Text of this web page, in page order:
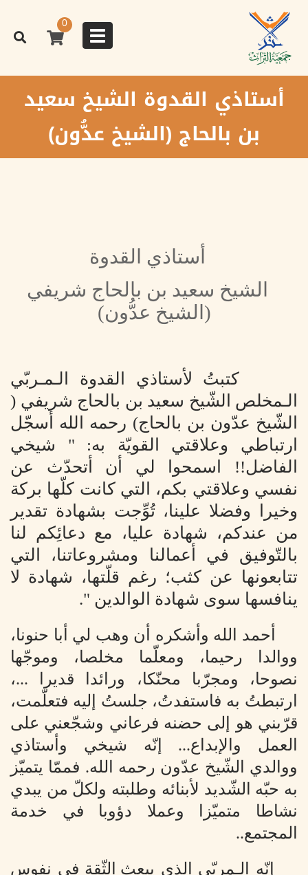
المحتوى
الرئيسي
Toggle
navigation
0
أستاذي القدوة الشيخ سعيد
بن بالحاج (الشيخ عدُّون)
أستاذي القدوة
الشيخ سعيد بن بالحاج شريفي
(الشيخ عدُّون)
كتبتُ لأستاذي القدوة الـمـربّي
الـمخلص الشّيخ سعيد بن بالحاج شريفي (
الشّيخ عدّون بن بالحاج) رحمه الله أسجّل
ارتباطي وعلاقتي القويّة به: " شيخي
الفاضل!! اسمحوا لي أن أتحدّث عن
نفسي وعلاقتي بكم، التي كانت كلّها بركة
وخيرا وفضلا علينا، تُوِّجت بشهادة تقدير
من عندكم، شهادة عليا، مع دعائِكم لنا
بالتّوفيق في أعمالنا ومشروعاتنا، التي
تتابعونها عن كثب؛ رغم قلّتها، شهادة لا
ينافسها سوى شهادة الوالدين ".
أحمد الله وأشكره أن وهب لي أبا حنونا،
ووالدا رحيما، ومعلّما مخلصا، وموجّها
نصوحا، ومجرّبا محنّكا، ورائدا قديرا ...،
ارتبطتُ به فاستفدتُ، جلستُ إليه فتعلّمت،
قرّبني هو إلى حضنه فرعاني وشجّعني على
العمل والإبداع... إنّه شيخي وأستاذي
ووالدي الشّيخ عدّون رحمه الله. فممّا يتميّز
به حبّه الشّديد لأبنائه وطلبته ولكلّ من يبدي
نشاطا متميّزا وعملا دؤوبا في خدمة
المجتمع..
إنّه الـمربّي الذي يبعث الثّقة في نفوس